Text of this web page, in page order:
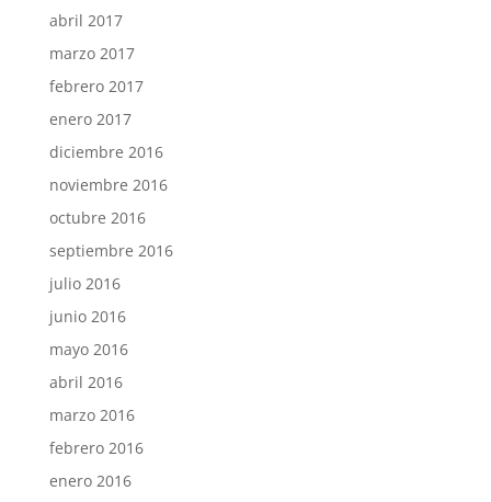
abril 2017
marzo 2017
febrero 2017
enero 2017
diciembre 2016
noviembre 2016
octubre 2016
septiembre 2016
julio 2016
junio 2016
mayo 2016
abril 2016
marzo 2016
febrero 2016
enero 2016